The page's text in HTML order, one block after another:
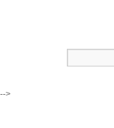
-->